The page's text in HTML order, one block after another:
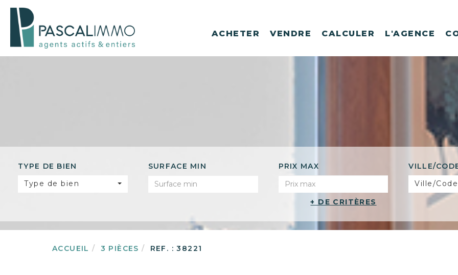
ACHETER VENDRE CALCULER L'AGENCE
TYPE DE BIEN
Type de bien
SURFACE MIN PRIX MAX
VILLE/
Ville/
+ DE CRITÈRES
ACCUEIL 3 PIÈCES REF. : 38221